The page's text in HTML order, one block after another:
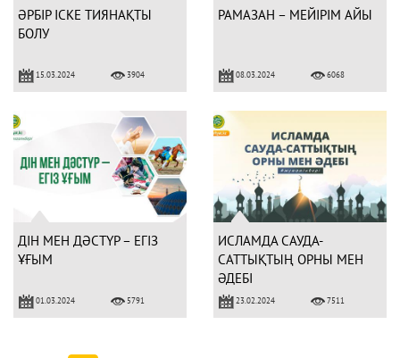
ӘРБІР ІСКЕ ТИЯНАҚТЫ
БОЛУ
15.03.2024 3904
РАМАЗАН – МЕЙІРІМ АЙЫ
08.03.2024 6068
ДІН МЕН ДӘСТҮР – ЕГІЗ
ҰҒЫМ
01.03.2024 5791
ИСЛАМДА САУДА-
САТТЫҚТЫҢ ОРНЫ МЕН
ӘДЕБІ
23.02.2024 7511